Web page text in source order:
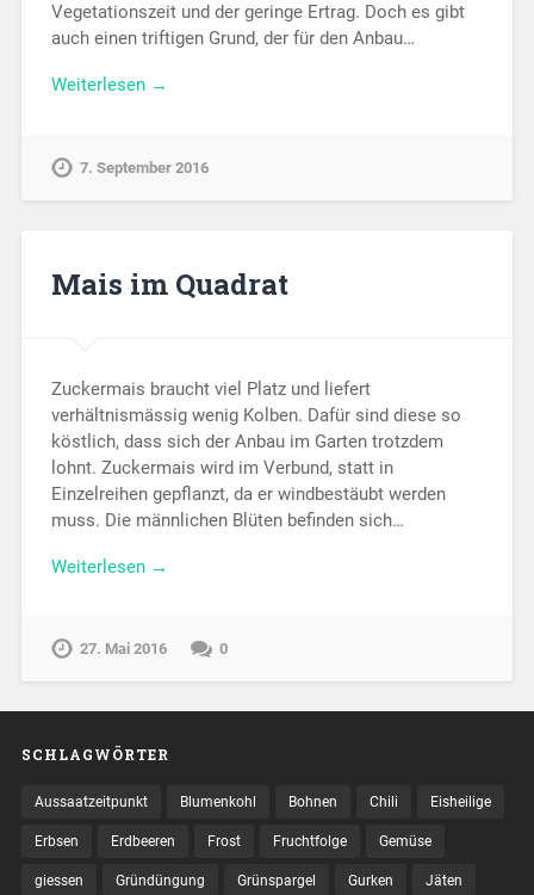
Vegetationszeit und der geringe Ertrag. Doch es gibt
auch einen triftigen Grund, der für den Anbau…
Weiterlesen →
7. September 2016
Mais im Quadrat
Zuckermais braucht viel Platz und liefert
verhältnismässig wenig Kolben. Dafür sind diese so
köstlich, dass sich der Anbau im Garten trotzdem
lohnt. Zuckermais wird im Verbund, statt in
Einzelreihen gepflanzt, da er windbestäubt werden
muss. Die männlichen Blüten befinden sich…
Weiterlesen →
27. Mai 2016 0
SCHLAGWÖRTER
Aussaatzeitpunkt Blumenkohl Bohnen Chili Eisheilige
Erbsen Erdbeeren Frost Fruchtfolge Gemüse
giessen Gründüngung Grünspargel Gurken Jäten